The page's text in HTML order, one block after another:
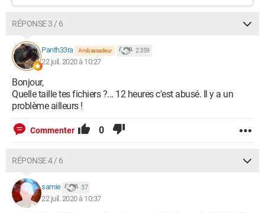
RÉPONSE 3 / 6
Panth33ra Ambassadeur 2 359
22 juil. 2020 à 10:27
Bonjour,
Quelle taille tes fichiers ?... 12 heures c'est abusé. Il y a un
problème ailleurs !
Commenter 0
RÉPONSE 4 / 6
samie 37
22 juil. 2020 à 10:37